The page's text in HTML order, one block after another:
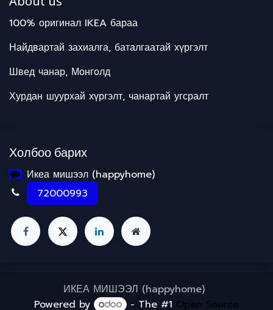
100% оригинал IKEA бараа
Найдвартай захиалга, баталгаатай хүргэлт
Швед чанар, Монголд
Хурдан шуурхай хүргэлт, чанартай угсралт
Холбоо барих
Икеа мишээл (happyhome)
72000993
ИКЕА МИШЭЭЛ (happyhome)
Powered by
- The #1 Open Source